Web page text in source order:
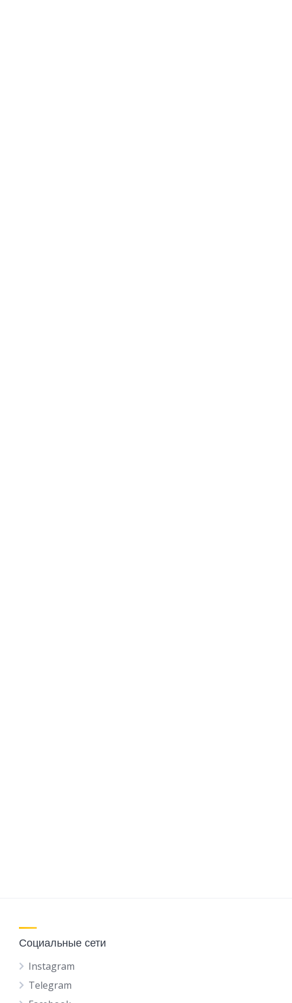
Социальные сети
Instagram
Telegram